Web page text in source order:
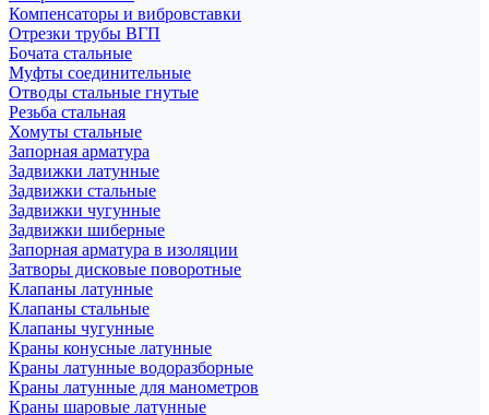
Компенсаторы и вибровставки
Отрезки трубы ВГП
Бочата стальные
Муфты соединительные
Отводы стальные гнутые
Резьба стальная
Хомуты стальные
Запорная арматура
Задвижки латунные
Задвижки стальные
Задвижки чугунные
Задвижки шиберные
Запорная арматура в изоляции
Затворы дисковые поворотные
Клапаны латунные
Клапаны стальные
Клапаны чугунные
Краны конусные латунные
Краны латунные водоразборные
Краны латунные для манометров
Краны шаровые латунные